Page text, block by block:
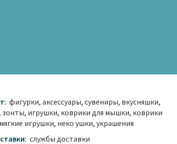
фигурки, аксессуары, сувениры, вкусняшки,
зонты, игрушки, коврики для мышки, коврики
игрушки, неко ушки, украшения
службы доставки